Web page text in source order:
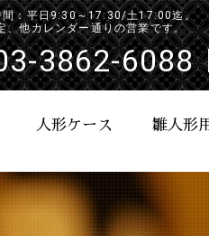
間：平日9:30～17:30/土17:00迄。
他カレンダー通りの営業です。
3862-6088
人形ケース 雛人形